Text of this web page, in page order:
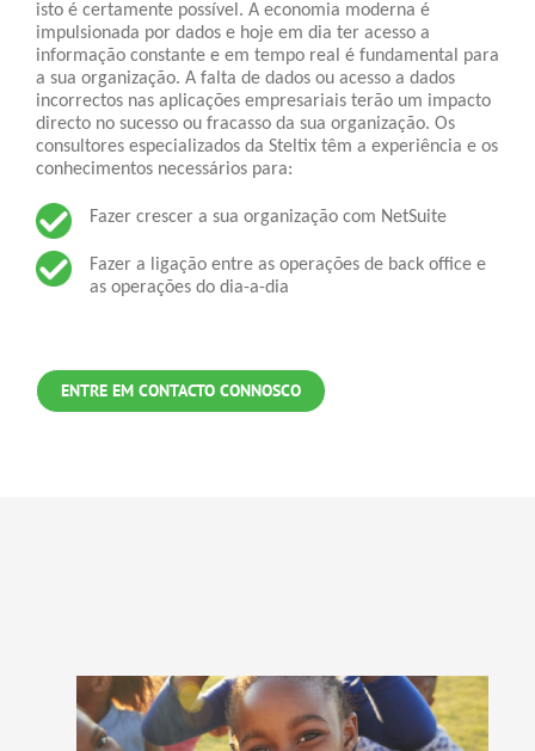
isto é certamente possível. A economia moderna é
impulsionada por dados e hoje em dia ter acesso a
informação constante e em tempo real é fundamental para
a sua organização. A falta de dados ou acesso a dados
incorrectos nas aplicações empresariais terão um impacto
directo no sucesso ou fracasso da sua organização. Os
consultores especializados da Steltix têm a experiência e os
conhecimentos necessários para:
Fazer crescer a sua organização com NetSuite
Fazer a ligação entre as operações de back office e
as operações do dia-a-dia
ENTRE EM CONTACTO CONNOSCO